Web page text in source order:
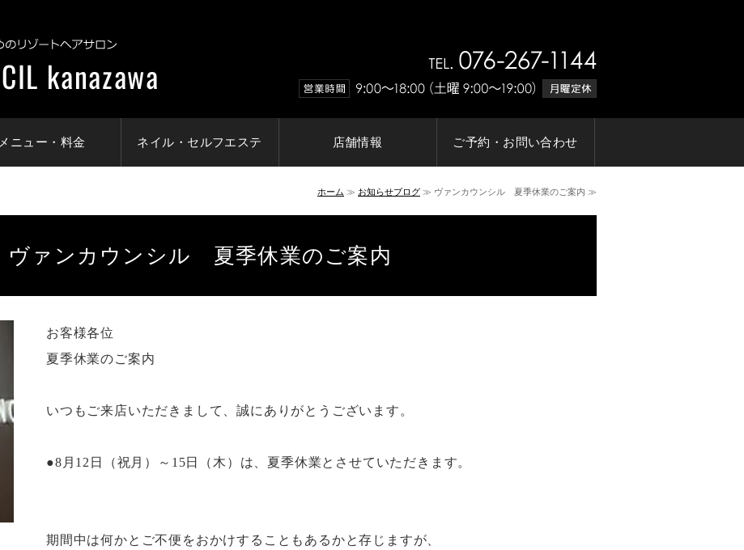
メニュー・料金 ネイル・セルフエステ 店舗情報 ご予約・お問い合わせ
ホーム ≫ お知らせブログ ≫ ヴァンカウンシル 夏季休業のご案内 ≫
ヴァンカウンシル 夏季休業のご案内
お客様各位
夏季休業のご案内
いつもご来店いただきまして、誠にありがとうございます。
●8月12日（祝月）～15日（木）は、夏季休業とさせていただきます。
期間中は何かとご不便をおかけすることもあるかと存じますが、